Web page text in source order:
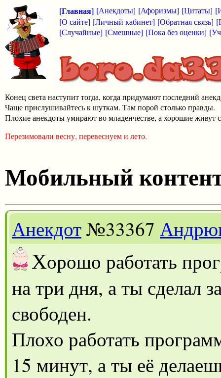
[Главная] [Анекдоты] [Афоризмы] [Цитаты]
[О сайте] [Личный кабинет] [Обратная связь]
[Случайные] [Смешные] [Пока без оценки]
Конец света наступит тогда, когда придумают последний
Чаще прислушивайтесь к шуткам. Там порой столько правды.
Плохие анекдоты умирают во младенчестве, а хорошие живут
Перезимовали весну, перевеснуем и лето.
Мобильный
Анекдот№33367
Хорошо работать
на три дня, а ты сделал
свободен.
Плохо работать
15 минут, а ты её